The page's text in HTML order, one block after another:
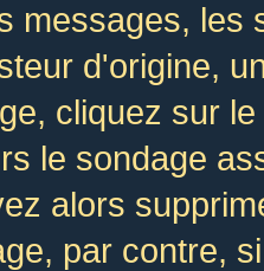
messages, les
d'origine,
cliquez sur
le sondage
alors
par contre,